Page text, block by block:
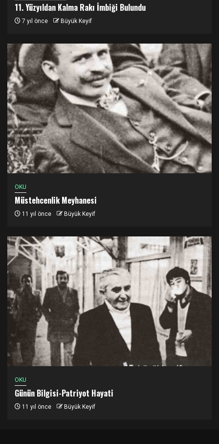
11. Yüzyıldan Kalma Rakı İmbiği Bulundu
7 yıl önce Büyük Keyif
OKU
Müstehcenlik Meyhanesi
11 yıl önce Büyük Keyif
OKU
Günün Bilgisi-Patriyot Hayati
11 yıl önce Büyük Keyif